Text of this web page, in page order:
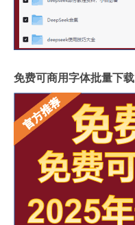
免费可商用字体批量下载